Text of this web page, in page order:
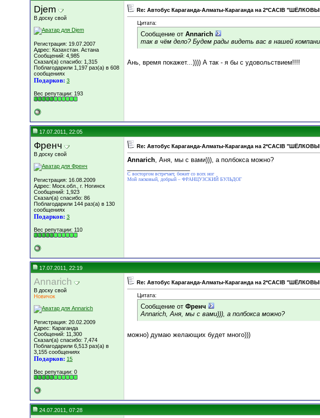
Djem
В доску свой
Регистрация: 19.07.2007
Адрес: Казахстан. Астана
Сообщений: 4,985
Сказал(а) спасибо: 1,315
Поблагодарили 1,197 раз(а) в 608
сообщениях
Подарков: 3
Вес репутации: 193
Re: Автобус Караганда-Алматы-Караганда на 2*CACIB
Цитата:
Сообщение от Annarich
так в чём дело? Будем рады видеть вас в нашей
Ань, время покажет...)))) А так - я бы с удовольствием!!!!
17.07.2011, 22:05
Френч
В доску свой
Регистрация: 16.08.2009
Адрес: Моск.обл., г. Ногинск
Сообщений: 1,923
Сказал(а) спасибо: 86
Поблагодарили 144 раз(а) в 130
сообщениях
Подарков: 3
Вес репутации: 110
Re: Автобус Караганда-Алматы-Караганда на 2*CACIB
Annarich, Аня, мы с вами))), а полбокса можно?
С восторгом встречает, бежит со всех ног
Мой ласковый, добрый – ФРАНЦУЗСКИЙ БУЛЬДОГ
17.07.2011, 22:19
Annarich
В доску свой
Новичок
Регистрация: 20.02.2009
Адрес: Караганда
Сообщений: 11,300
Сказал(а) спасибо: 7,474
Поблагодарили 6,513 раз(а) в
3,155 сообщениях
Подарков: 15
Вес репутации: 0
Re: Автобус Караганда-Алматы-Караганда на 2*CACIB
Цитата:
Сообщение от Френч
Annarich, Аня, мы с вами))), а полбокса можно?
можно) думаю желающих будет много)))
24.07.2011, 07:28